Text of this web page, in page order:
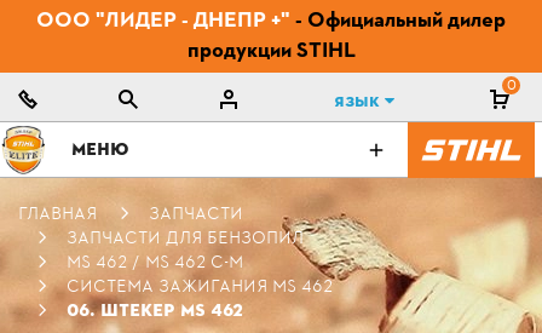
ООО "ЛИДЕР - ДНЕПР +" - Официальный дилер
продукции STIHL
Язык
0
МЕНЮ
ГЛАВНАЯ
ЗАПЧАСТИ
ЗАПЧАСТИ ДЛЯ БЕНЗОПИЛ
MS 462 / MS 462 C-M
СИСТЕМА ЗАЖИГАНИЯ MS 462
06. ШТЕКЕР MS 462